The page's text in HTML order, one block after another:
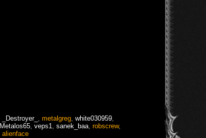
_Destroyer_ metalgreg white030959
Metalos65 veps1 sanek_baa robscrew,
alienface